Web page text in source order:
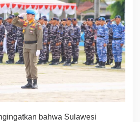
bahwa Sulawesi